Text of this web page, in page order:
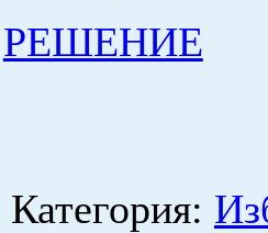
РЕШЕНИЕ
Категория: